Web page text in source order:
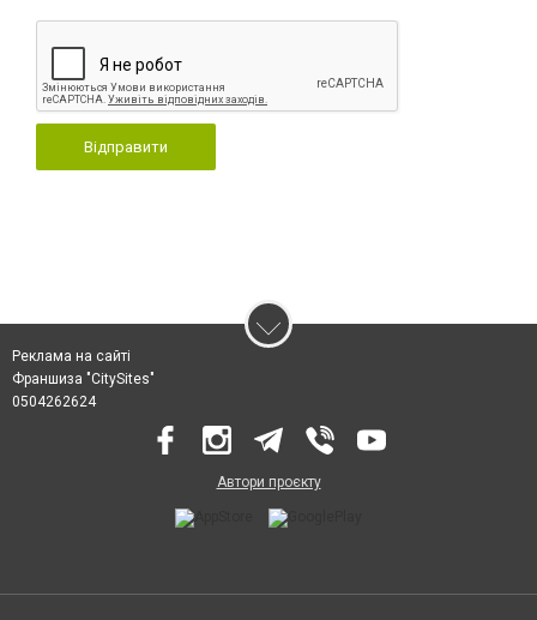
Відправити
Реклама на сайті
Франшиза "CitySites"
0504262624
Автори проєкту